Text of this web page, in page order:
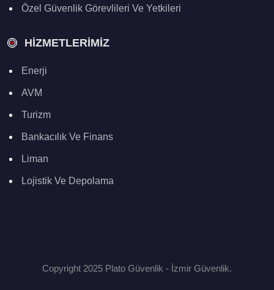
Özel Güvenlik Görevlileri Ve Yetkileri
HIZMETLERIMIZ
Enerji
AVM
Turizm
Bankacılık Ve Finans
Liman
Lojistik Ve Depolama
Copyright 2025 Plato Güvenlik - İzmir Güvenlik.